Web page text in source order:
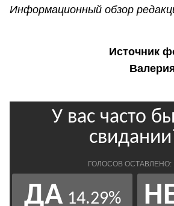
Информационный обзор
Источник